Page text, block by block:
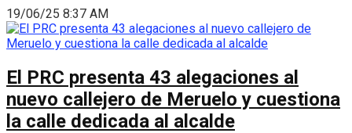
19/06/25 8:37 AM
El PRC presenta 43 alegaciones al
nuevo callejero de Meruelo y cuestiona
la calle dedicada al alcalde